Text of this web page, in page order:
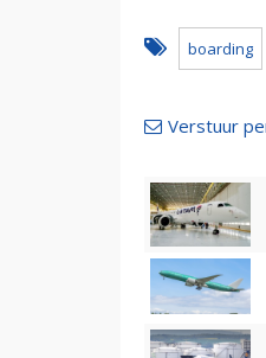
boarding
Verstuur